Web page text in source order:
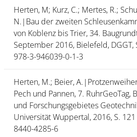
Herten, M; Kurz, C.; Mertes, R.;
N.|Bau der zweiten
von Koblenz bis Trier, 34.
September 2016, Bielefeld, DGGT,
978-3-946039-0-1-3
Herten, M.; Beier,
Pech und Pannen, 7. RuhrGeoTag,
und Forschungsgebietes
Universität Wuppertal, 2016, S.
8440-4285-6